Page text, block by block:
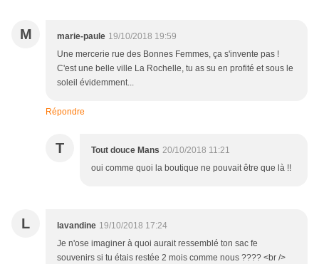
M marie-paule 19/10/2018 19:59
Une mercerie rue des Bonnes Femmes, ça s'invente pas !
C'est une belle ville La Rochelle, tu as su en profité et sous le
soleil évidemment...
Répondre
T Tout douce Mans 20/10/2018 11:21
oui comme quoi la boutique ne pouvait être que là !!
L lavandine 19/10/2018 17:24
Je n'ose imaginer à quoi aurait ressemblé ton sac fe
souvenirs si tu étais restée 2 mois comme nous ???? <br />